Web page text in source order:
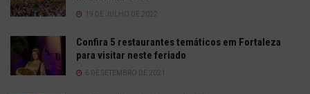
19 DE JULHO DE 2022
Confira 5 restaurantes temáticos em Fortaleza
para visitar neste feriado
6 DE SETEMBRO DE 2021